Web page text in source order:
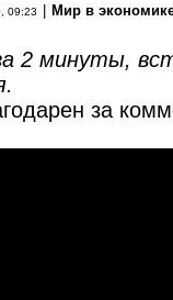
09:23 | Мир в
2 минуты,
за